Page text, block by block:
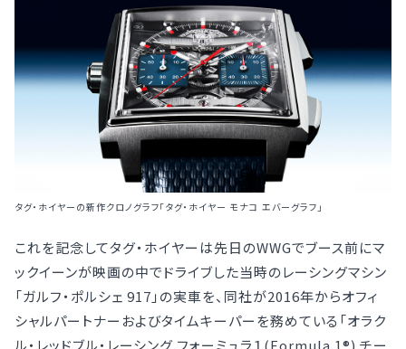
タグ・ホイヤーの新作クロノグラフ「タグ・ホイヤー モナコ エバーグラフ」
これを記念してタグ・ホイヤーは先日のWWGでブース前にマ
ックイーンが映画の中でドライブした当時のレーシングマシン
「ガルフ・ポルシェ 917」の実車を、同社が2016年からオフィ
シャルパートナーおよびタイムキーパーを務めている「オラク
ル・レッドブル・レーシング フォーミュラ１(Formula 1®) チー